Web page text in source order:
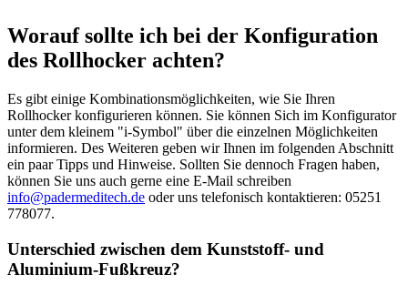
Worauf sollte ich bei der Konfiguration
des Rollhocker achten?
Es gibt einige Kombinationsmöglichkeiten, wie Sie Ihren
Rollhocker konfigurieren können. Sie können Sich im Konfigurator
unter dem kleinem "i-Symbol" über die einzelnen Möglichkeiten
informieren. Des Weiteren geben wir Ihnen im folgenden Abschnitt
ein paar Tipps und Hinweise. Sollten Sie dennoch Fragen haben,
können Sie uns auch gerne eine E-Mail schreiben
info@padermeditech.de oder uns telefonisch kontaktieren: 05251
778077.
Unterschied zwischen dem Kunststoff- und
Aluminium-Fußkreuz?